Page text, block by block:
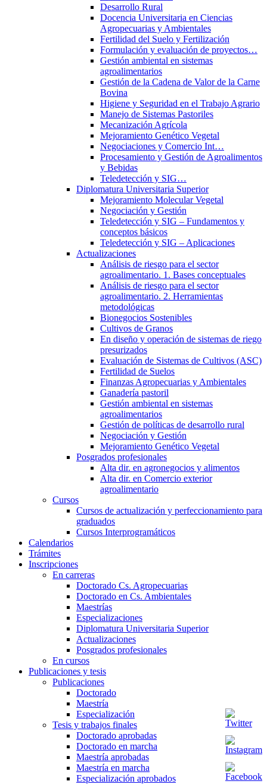
Desarrollo Rural
Docencia Universitaria en Ciencias
Agropecuarias y Ambientales
Fertilidad del Suelo y Fertilización
Formulación y evaluación de proyectos…
Gestión ambiental en sistemas
agroalimentarios
Gestión de la Cadena de Valor de la Carne
Bovina
Higiene y Seguridad en el Trabajo Agrario
Manejo de Sistemas Pastoriles
Mecanización Agrícola
Mejoramiento Genético Vegetal
Negociaciones y Comercio Int…
Procesamiento y Gestión de Agroalimentos
y Bebidas
Teledetección y SIG…
Diplomatura Universitaria Superior
Mejoramiento Molecular Vegetal
Negociación y Gestión
Teledetección y SIG – Fundamentos y
conceptos básicos
Teledetección y SIG – Aplicaciones
Actualizaciones
Análisis de riesgo para el sector
agroalimentario. 1. Bases conceptuales
Análisis de riesgo para el sector
agroalimentario. 2. Herramientas
metodológicas
Bionegocios Sostenibles
Cultivos de Granos
En diseño y operación de sistemas de riego
presurizados
Evaluación de Sistemas de Cultivos (ASC)
Fertilidad de Suelos
Finanzas Agropecuarias y Ambientales
Ganadería pastoril
Gestión ambiental en sistemas
agroalimentarios
Gestión de políticas de desarrollo rural
Negociación y Gestión
Mejoramiento Genético Vegetal
Posgrados profesionales
Alta dir. en agronegocios y alimentos
Alta dir. en Comercio exterior
agroalimentario
Cursos
Cursos de actualización y perfeccionamiento para
graduados
Cursos Interprogramáticos
Calendarios
Trámites
Inscripciones
En carreras
Doctorado Cs. Agropecuarias
Doctorado en Cs. Ambientales
Maestrías
Especializaciones
Diplomatura Universitaria Superior
Actualizaciones
Posgrados profesionales
En cursos
Publicaciones y tesis
Publicaciones
Doctorado
Maestría
Especialización
Tesis y trabajos finales
Doctorado aprobadas
Doctorado en marcha
Maestría aprobadas
Maestría en marcha
Especialización aprobados